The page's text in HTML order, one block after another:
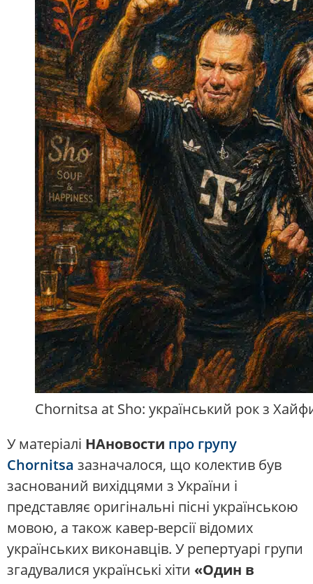
Chornitsa at Sho: український рок з
У матеріалі НАновости про групу
Chornitsa зазначалося, що колектив був
заснований вихідцями з України і
представляє оригінальні пісні українською
мовою, а також кавер-версії відомих
українських виконавців. У репертуарі групи
згадувалися українські хіти «Один в